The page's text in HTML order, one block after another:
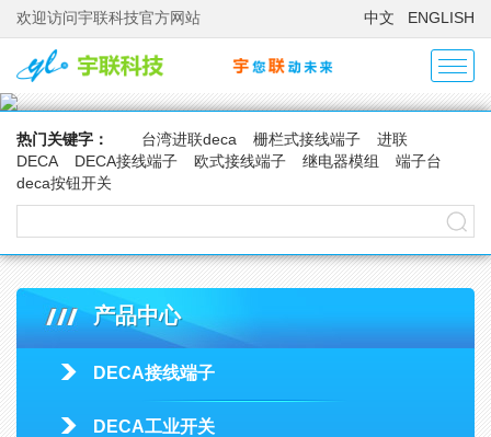
欢迎访问宇联科技官方网站 中文 ENGLISH
热门关键字： 台湾进联deca 栅栏式接线端子
进联
DECA
DECA接线端子 欧式接线端子 继电器模组
端子台
deca按钮开关
产品中心
DECA接线端子
DECA工业开关